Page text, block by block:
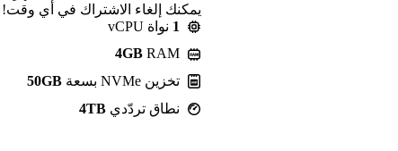
يمكنك إلغاء الاشتراك في أي وقت!
1 نواة vCPU
4GB RAM
تخزين NVMe بسعة
50GB
نطاق تردّدي 4TB